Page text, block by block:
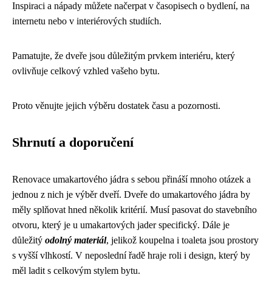
Inspiraci a nápady můžete načerpat v časopisech o bydlení, na
internetu nebo v interiérových studiích.
Pamatujte, že dveře jsou důležitým prvkem interiéru, který
ovlivňuje celkový vzhled vašeho bytu.
Proto věnujte jejich výběru dostatek času a pozornosti.
Shrnutí a doporučení
Renovace umakartového jádra s sebou přináší mnoho otázek a
jednou z nich je výběr dveří. Dveře do umakartového jádra by
měly splňovat hned několik kritérií. Musí pasovat do stavebního
otvoru, který je u umakartových jader specifický. Dále je
důležitý odolný materiál, jelikož koupelna i toaleta jsou prostory
s vyšší vlhkostí. V neposlední řadě hraje roli i design, který by
měl ladit s celkovým stylem bytu.